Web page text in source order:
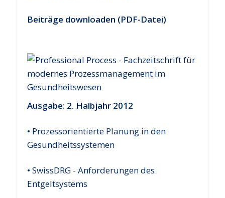
Beiträge downloaden (PDF-Datei)
Ausgabe: 2. Halbjahr 2012
• Prozessorientierte Planung in den
Gesundheitssystemen
• SwissDRG - Anforderungen des
Entgeltsystems